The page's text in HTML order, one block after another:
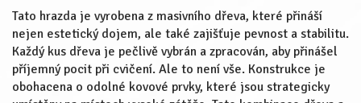
Tato hrazda je vyrobena z masivního dřeva, které přináší
nejen estetický dojem, ale také zajišťuje pevnost a stabilitu.
Každý kus dřeva je pečlivě vybrán a zpracován, aby přinášel
příjemný pocit při cvičení. Ale to není vše. Konstrukce je
obohacena o odolné kovové prvky, které jsou strategicky